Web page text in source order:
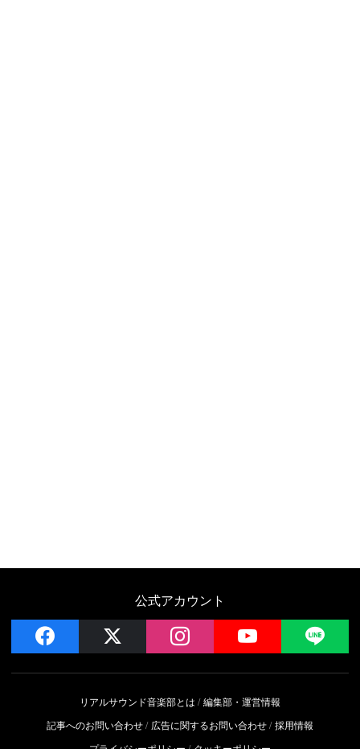
公式アカウント
facebook instagram YouTube
リアルサウンド音楽部とは
編集部・運営情報
記事へのお問い合わせ
広告に関するお問い合わせ 採用情報